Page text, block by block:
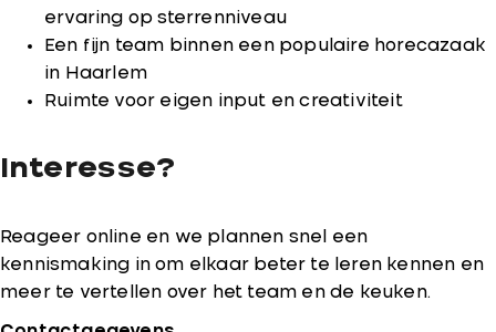
ervaring op sterrenniveau
Een fijn team binnen een populaire horecazaak
in Haarlem
Ruimte voor eigen input en creativiteit
Interesse?
Reageer online en we plannen snel een
kennismaking in om elkaar beter te leren kennen en
meer te vertellen over het team en de keuken.